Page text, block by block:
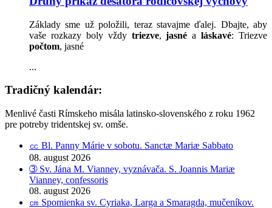
Základy sme už položili, teraz stavajme ďalej. Dbajte, aby
vaše rozkazy boly vždy triezve,jasné aláskavé: Triezve
počtom, jasné
...
Tradičný kalendár:
Menlivé časti Rímskeho misála latinsko-slovenského z roku 1962
pre potreby tridentskej sv. omše.
㏄ Bl. Panny Márie v sobotu. Sanctæ Mariæ Sabbato
08. august 2026
➂ Sv. Jána M. Vianney, vyznávača. S. Joannis Mariæ
Vianney, confessoris
08. august 2026
㎝ Spomienka sv. Cyriaka, Larga a Smaragda, mučeníkov.